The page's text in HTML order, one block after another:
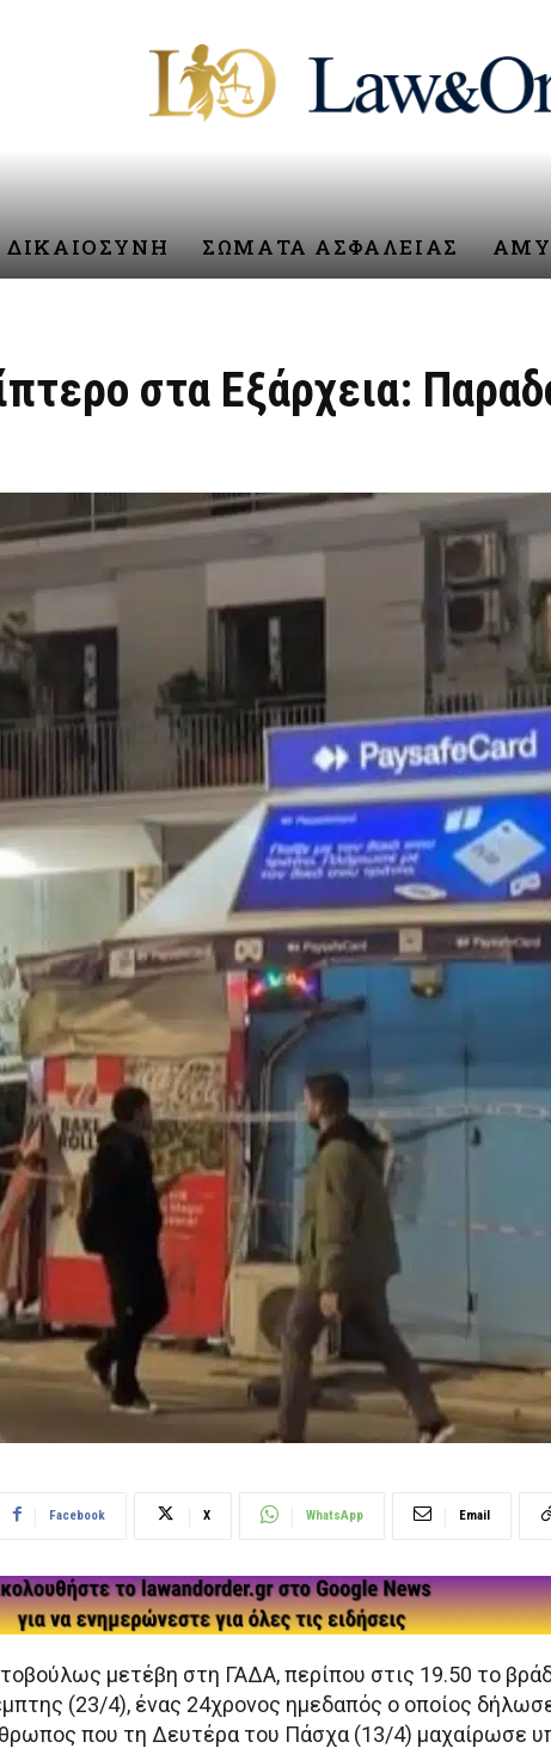
ΔΙΚΑΙΟΣΥΝΗ ΣΩΜΑΤΑ ΑΣΦΑΛΕΙΑΣ
στα Εξάρχεια:
Facebook X WhatsApp Email
μετέβη στη ΓΑΔΑ, περίπου στις 19.50 το
(23/4), ένας 24χρονος ημεδαπός ο οποίος δήλωσε
που τη Δευτέρα του Πάσχα (13/4) μαχαίρωσε